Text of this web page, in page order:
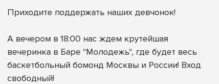
Приходите поддержать наших девчонок!
А вечером в 18:00 нас ждем крутейшая
вечеринка в Баре "Молодежь", где будет весь
баскетбольный бомонд Москвы и России! Вход
свободный!